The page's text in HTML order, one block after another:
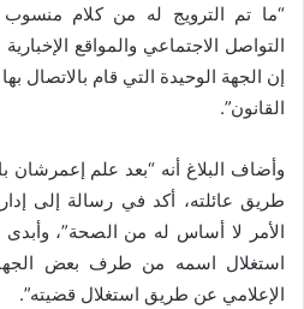
“ما تم الترويج له من كلام منسوب
التواصل الاجتماعي والمواقع
إن الجهة الوحيدة التي قام بالاتصال
القانون”.
وأضاف البلاغ أنه “بعد علم إعمرشان
طريق عائلته، أكد في رسالة إلى
الأمر لا أساس له من الصحة”، وأبدى
استغلال اسمه من طرف بعض
الإعلامي عن طريق استغلال قضيته”.